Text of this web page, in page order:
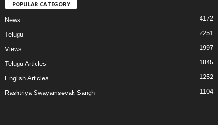
POPULAR CATEGORY
News 4172
Telugu 2251
Views 1997
Telugu Articles 1845
English Articles 1252
Rashtriya Swayamsevak Sangh 1104